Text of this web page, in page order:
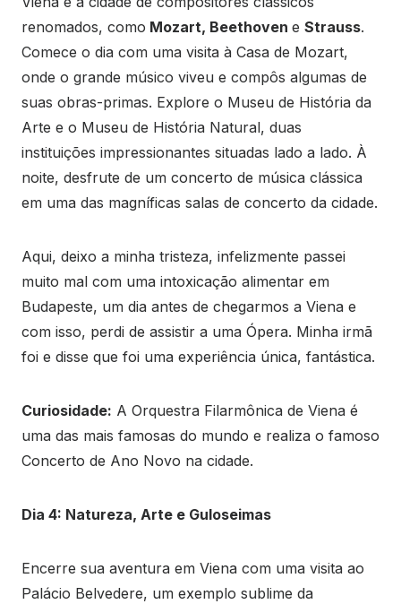
renomados, como Mozart, Beethoven e Strauss.
Comece o dia com uma visita à Casa de Mozart,
onde o grande músico viveu e compôs algumas de
suas obras-primas. Explore o Museu de História da
Arte e o Museu de História Natural, duas
instituições impressionantes situadas lado a lado. À
noite, desfrute de um concerto de música clássica
em uma das magníficas salas de concerto da cidade.
Aqui, deixo a minha tristeza, infelizmente passei
muito mal com uma intoxicação alimentar em
Budapeste, um dia antes de chegarmos a Viena e
com isso, perdi de assistir a uma Ópera. Minha irmã
foi e disse que foi uma experiência única, fantástica.
Curiosidade: A Orquestra Filarmônica de Viena é
uma das mais famosas do mundo e realiza o famoso
Concerto de Ano Novo na cidade.
Dia 4: Natureza, Arte e Guloseimas
Encerre sua aventura em Viena com uma visita ao
Palácio Belvedere, um exemplo sublime da